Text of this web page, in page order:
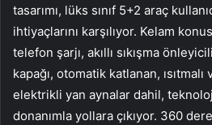
tasarımı, lüks sınıf 5+2 araç
ihtiyaçlarını karşılıyor. Kelam
telefon şarjı, akıllı sıkışma
kapağı, otomatik katlanan,
elektrikli yan aynalar dahil,
donanımla yollara çıkıyor. 360